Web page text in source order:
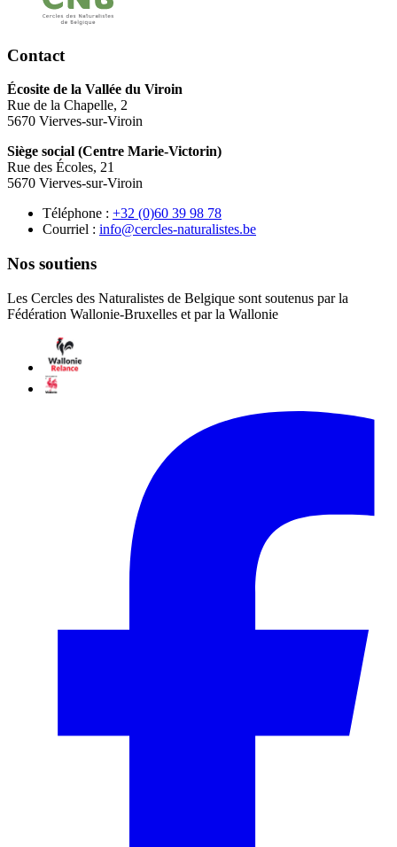
Contact
Écosite de la Vallée du Viroin
Rue de la Chapelle, 2
5670 Vierves-sur-Viroin
Siège social (Centre Marie-Victorin)
Rue des Écoles, 21
5670 Vierves-sur-Viroin
Téléphone : 87 89 93 06(0) 23+
Courriel : eb.setsilarutan-selcrec@ofni
Nos soutiens
Les Cercles des Naturalistes de Belgique sont soutenus par la
Fédération Wallonie-Bruxelles et par la Wallonie